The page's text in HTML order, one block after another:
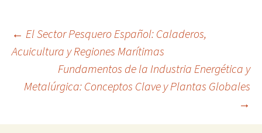
Navegación
de
entradas
← El Sector Pesquero Español: Caladeros,
Acuicultura y Regiones Marítimas
Fundamentos de la Industria Energética y
Metalúrgica: Conceptos Clave y Plantas Globales
→